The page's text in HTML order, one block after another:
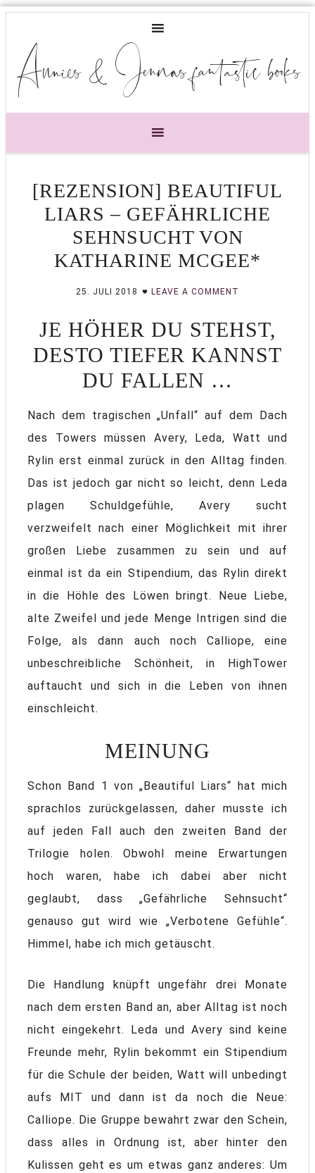
Annies & Jennas fantastic books
[REZENSION] BEAUTIFUL
LIARS – GEFÄHRLICHE
SEHNSUCHT VON
KATHARINE MCGEE*
25. JULI 2018 LEAVE A COMMENT
JE HÖHER DU STEHST,
DESTO TIEFER KANNST
DU FALLEN …
Nach dem tragischen „Unfall“ auf dem Dach
des Towers müssen Avery, Leda, Watt und
Rylin erst einmal zurück in den Alltag finden.
Das ist jedoch gar nicht so leicht, denn Leda
plagen Schuldgefühle, Avery sucht
verzweifelt nach einer Möglichkeit mit ihrer
großen Liebe zusammen zu sein und auf
einmal ist da ein Stipendium, das Rylin direkt
in die Höhle des Löwen bringt. Neue Liebe,
alte Zweifel und jede Menge Intrigen sind die
Folge, als dann auch noch Calliope, eine
unbeschreibliche Schönheit, in HighTower
auftaucht und sich in die Leben von ihnen
einschleicht.
MEINUNG
Schon Band 1 von „Beautiful Liars“ hat mich
sprachlos zurückgelassen, daher musste ich
auf jeden Fall auch den zweiten Band der
Trilogie holen. Obwohl meine Erwartungen
hoch waren, habe ich dabei aber nicht
geglaubt, dass „Gefährliche Sehnsucht“
genauso gut wird wie „Verbotene Gefühle“.
Himmel, habe ich mich getäuscht.
Die Handlung knüpft ungefähr drei Monate
nach dem ersten Band an, aber Alltag ist noch
nicht eingekehrt. Leda und Avery sind keine
Freunde mehr, Rylin bekommt ein Stipendium
für die Schule der beiden, Watt will unbedingt
aufs MIT und dann ist da noch die Neue:
Calliope. Die Gruppe bewahrt zwar den Schein,
dass alles in Ordnung ist, aber hinter den
Kulissen geht es um etwas ganz anderes: Um